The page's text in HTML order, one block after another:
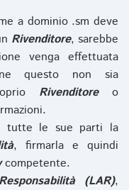
a dominio .sm deve
Rivenditore, sarebbe
venga effettuata
questo non sia
Rivenditoreo
tutte le sue parti la
, firmarla e quindi
competente.
(LAR),